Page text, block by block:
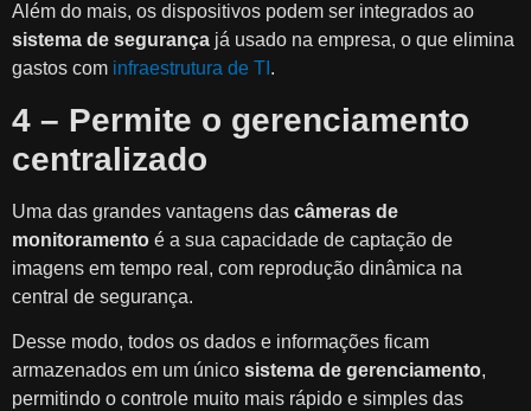
Além do mais, os dispositivos podem ser integrados ao
sistema de segurança já usado na empresa, o que elimina
gastos com infraestrutura de TI .
4 – Permite o gerenciamento
centralizado
Uma das grandes vantagens das câmeras de
monitoramento é a sua capacidade de captação de
imagens em tempo real, com reprodução dinâmica na
central de segurança.
Desse modo, todos os dados e informações ficam
armazenados em um único sistema de gerenciamento,
permitindo o controle muito mais rápido e simples das